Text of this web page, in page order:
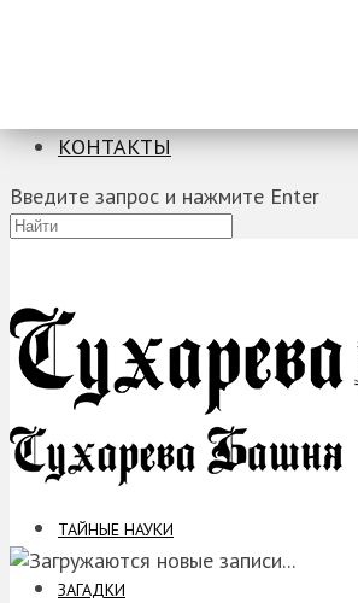
КОНТАКТЫ
Введите запрос и нажмите Enter
ТАЙНЫЕ НАУКИ
ЗАГАДКИ